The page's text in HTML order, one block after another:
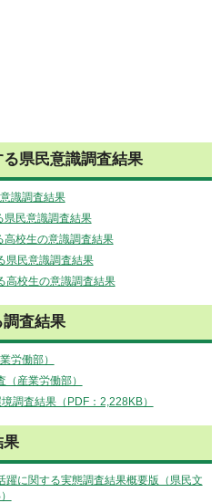
県民意識調査結果
識調査結果
県民意識調査結果
校生の意識調査結果
県民意識調査結果
高校生の意識調査結果
査結果
労働部）
産業労働部）
調査結果（PDF：2,228KB）
果
躍に関する実態調査結果概要版（県民文